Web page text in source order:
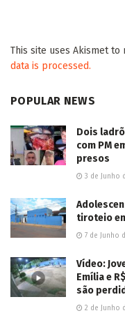
This site uses Akismet to
data is processed.
POPULAR NEWS
Dois
com PM
presos
3 de Junho
tiroteio
7 de Junho
Vídeo:
Emília e
são
2 de Junho